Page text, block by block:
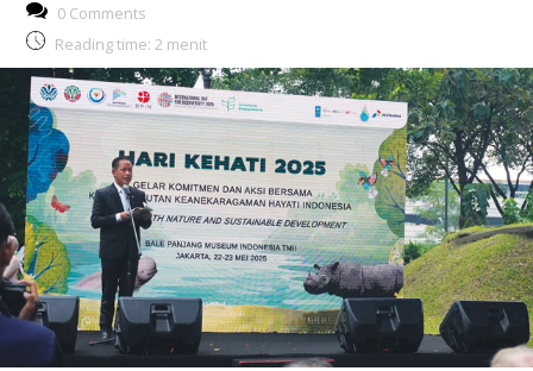
0 Comments
Reading time: 2 menit